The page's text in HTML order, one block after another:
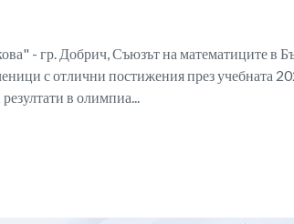
- гр. Добрич, Съюзът на математиците в
с отлични постижения през учебната
в олимпиа...